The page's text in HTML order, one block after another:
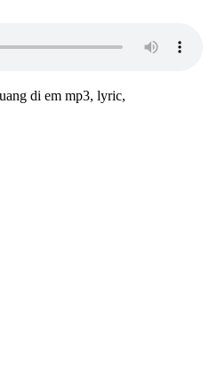
di em mp3, lyric,